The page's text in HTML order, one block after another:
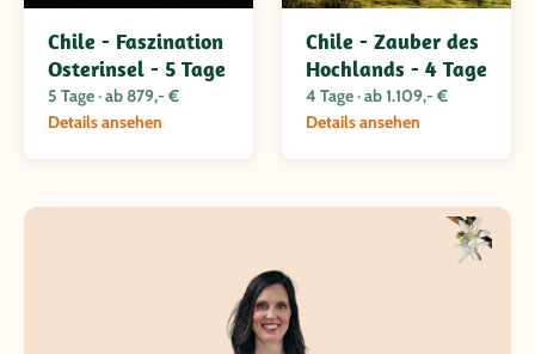
Patagoniens.
Im tiefen Süden Patagoniens erwartet uns schließlich der Torres del
Paine Nationalpark, wo wir auf mehreren Wanderungen die
spektakulären Granittürme, Gletscher und Seen des Parks bestaunen.
Chile - Faszination
Osterinsel - 5 Tage
5 Tage · ab 879,- €
Details ansehen
Chile - Zauber des
Hochlands - 4 Tage
4 Tage · ab 1.109,- €
Details ansehen